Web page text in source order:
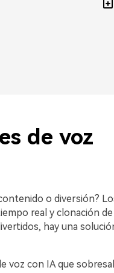
de voz
o diversión?
real y clonación de
hay una
voz con IA que